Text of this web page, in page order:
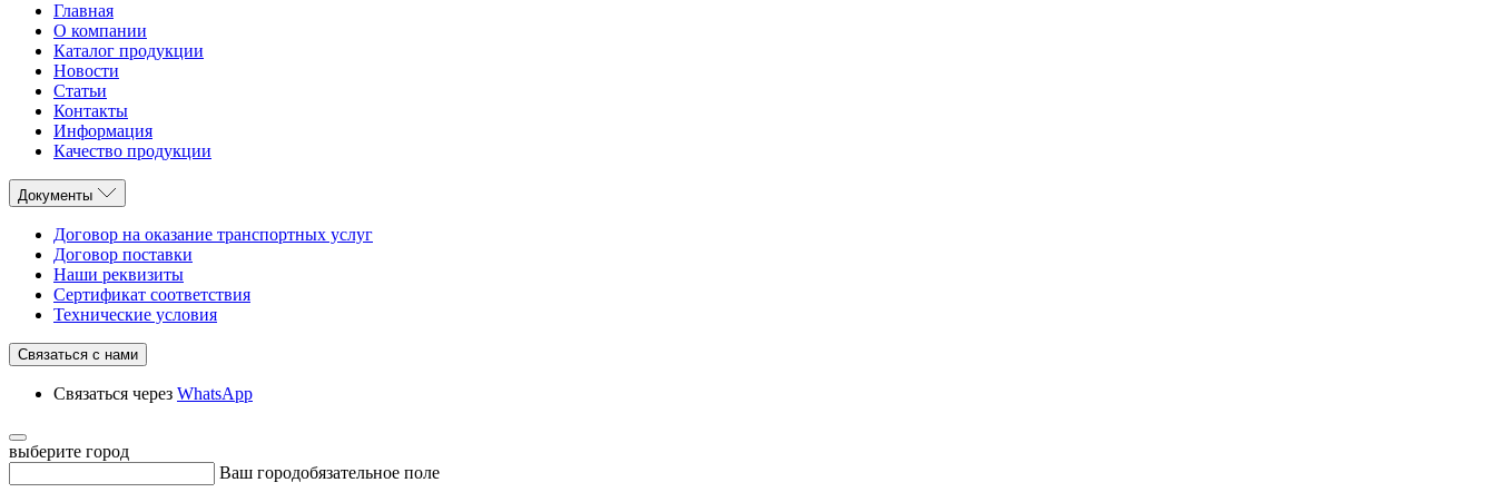
Главная
О компании
Каталог продукции
Новости
Статьи
Контакты
Информация
Качество продукции
Документы
Договор на оказание транспортных услуг
Договор поставки
Наши реквизиты
Сертификат соответствия
Технические условия
Связаться с нами
Связаться через WhatsApp
выберите город
Ваш городобязательное поле